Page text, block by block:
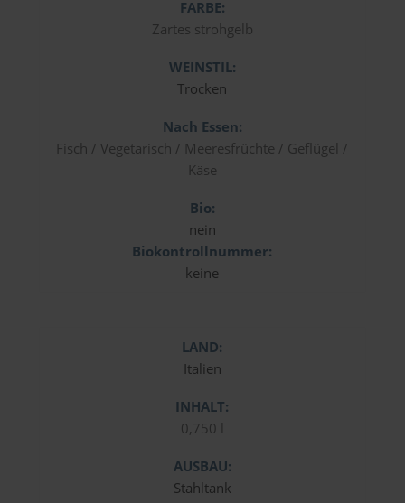
FARBE:
Zartes strohgelb
WEINSTIL:
Trocken
Nach Essen:
Fisch / Vegetarisch / Meeresfrüchte / Geflügel /
Käse
Bio:
nein
Biokontrollnummer:
keine
LAND:
Italien
INHALT:
0,750 l
AUSBAU:
Stahltank